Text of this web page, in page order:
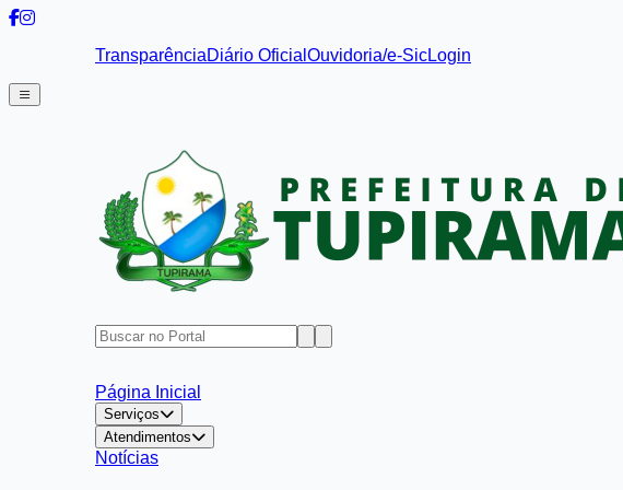
TransparênciaDiário Oficial Ouvidoria/e-SicLogin
Página Inicial
Serviços
Atendimentos
Notícias